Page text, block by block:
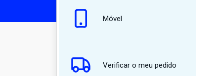
Móvel
Verificar o meu pedido